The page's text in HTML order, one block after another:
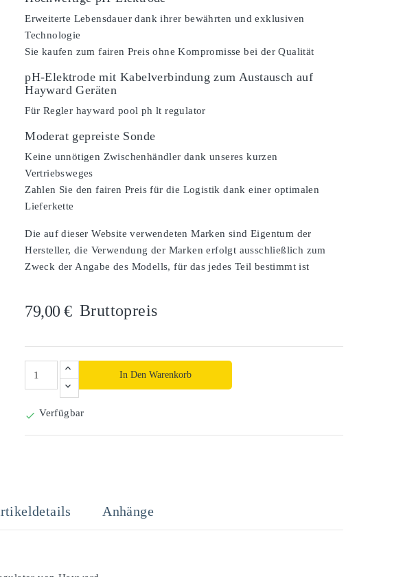
Erweiterte Lebensdauer dank ihrer bewährten und exklusiven
Technologie
Sie kaufen zum fairen Preis ohne Kompromisse bei der Qualität
pH-Elektrode mit Kabelverbindung zum Austausch auf
Hayward Geräten
Für Regler hayward pool ph lt regulator
Moderat gepreiste Sonde
Keine unnötigen Zwischenhändler dank unseres kurzen
Vertriebsweges
Zahlen Sie den fairen Preis für die Logistik dank einer optimalen
Lieferkette
Die auf dieser Website verwendeten Marken sind Eigentum der
Hersteller, die Verwendung der Marken erfolgt ausschließlich zum
Zweck der Angabe des Modells, für das jedes Teil bestimmt ist
79,00 € Bruttopreis
In Den Warenkorb
 Verfügbar
Anhänge